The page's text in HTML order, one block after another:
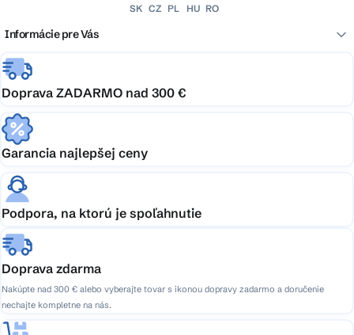
SK CZ PL HU RO
Informácie pre Vás
Doprava ZADARMO nad 300 €
Garancia najlepšej ceny
Podpora, na ktorú je spoľahnutie
Doprava zdarma
Nakúpte nad 300 € alebo vyberajte tovar s ikonou dopravy zadarmo a doručenie
nechajte kompletne na nás.